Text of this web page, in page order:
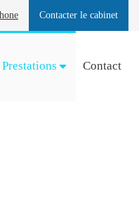
Contacter le cabinet
Prestations Contact